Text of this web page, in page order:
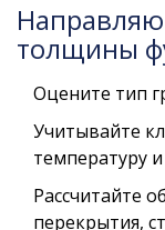
толщины
Оцените тип
Учитывайте
температуру
Рассчитайте
перекрытия,